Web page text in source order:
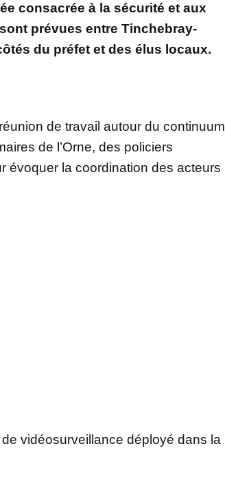
consacrée à la sécurité et aux
prévues entre Tinchebray-
du préfet et des élus locaux.
de travail autour du continuum
de l’Orne, des policiers
évoquer la coordination des acteurs
vidéosurveillance déployé dans la